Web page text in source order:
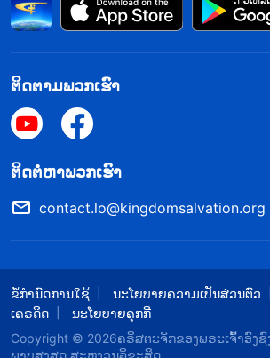
ຕິດຕາມພວກເຮົາ
​ຕິດ​ຕໍ່​ຫາ​ພວກ​ເຮົາ
contact.lo@kingdomsalvation.org
ຂໍ້ກຳນົດການໃຊ້
ນະໂຍບາຍຄວາມເປັນສ່ວນຕົວ
ເຄຣດິດ
ນະໂຍບາຍຄຸກກີ
Copyright © 2026ຄຣິສຕະຈັກຂອງພຣະເຈົ້າອົງຊົ
ພາບສູງສຸດ ສະຫງວນລິຂະສິດ.